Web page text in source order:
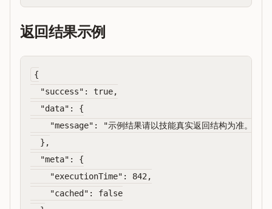
返回结果示例
{
  "success": true,
  "data": {
    "message": "示例结果请以技能真实返回结构为准。"
  },
  "meta": {
    "executionTime": 842,
    "cached": false